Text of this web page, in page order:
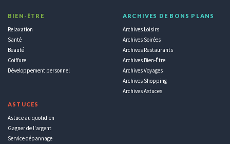
BIEN-ÊTRE
Relaxation
Santé
Beauté
Coiffure
Développement personnel
ASTUCES
Astuce au quotidien
Gagner de l'argent
Service dépannage
ARCHIVES DE BONS PLANS
Archives Loisirs
Archives Soirées
Archives Restaurants
Archives Bien-Être
Archives Voyages
Archives Shopping
Archives Astuces